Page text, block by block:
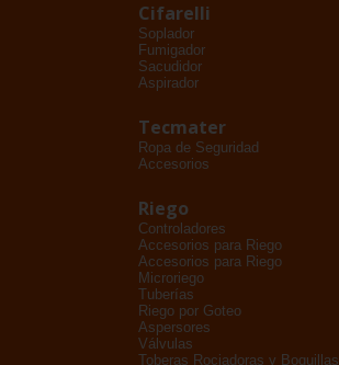
Cifarelli
Soplador
Fumigador
Sacudidor
Aspirador
Tecmater
Ropa de Seguridad
Accesorios
Riego
Controladores
Accesorios para Riego
Accesorios para Riego
Microriego
Tuberías
Riego por Goteo
Aspersores
Válvulas
Toberas Rociadoras y Boquillas